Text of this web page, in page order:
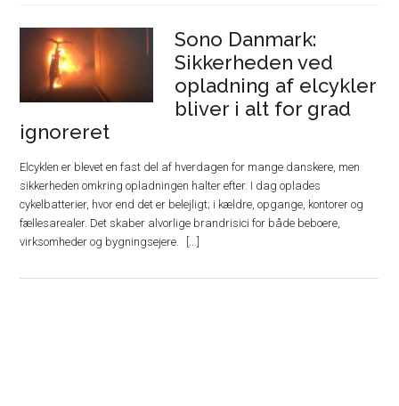
Sono Danmark:
Sikkerheden ved
opladning af elcykler
bliver i alt for grad
ignoreret
Elcyklen er blevet en fast del af hverdagen for mange danskere, men
sikkerheden omkring opladningen halter efter. I dag oplades
cykelbatterier, hvor end det er belejligt; i kældre, opgange, kontorer og
fællesarealer. Det skaber alvorlige brandrisici for både beboere,
virksomheder og bygningsejere.